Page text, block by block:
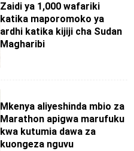
Zaidi ya 1,000 wafariki
katika maporomoko ya
ardhi katika kijiji cha Sudan
Magharibi
Mkenya aliyeshinda mbio za
Marathon apigwa marufuku
kwa kutumia dawa za
kuongeza nguvu